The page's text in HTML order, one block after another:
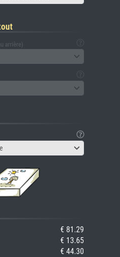
arrière)
€ 81.29
€ 13.65
€ 44.30